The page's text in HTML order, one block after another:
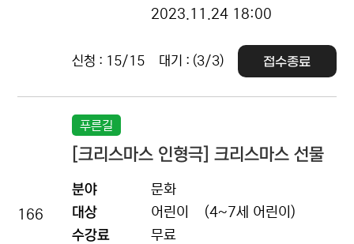
2023.11.24 18:00
신청 : 15/15 대기 : (3/3) 접수종료
166
푸른길
[크리스마스 인형극] 크리스마스 선물
분야
문화
대상
어린이
(4~7세 어린이)
수강료
무료